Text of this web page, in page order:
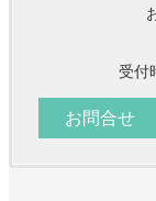
受付
お問合せ